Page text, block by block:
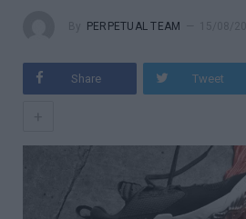
PERPETUAL TEAM
Share Tweet